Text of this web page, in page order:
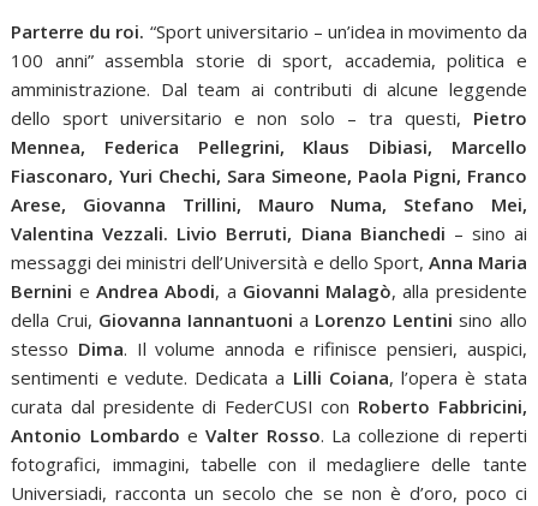
Parterre du roi. “Sport universitario – un’idea in movimento da
100 anni” assembla storie di sport, accademia, politica e
amministrazione. Dal team ai contributi di alcune leggende
dello sport universitario e non solo – tra questi, Pietro
Mennea, Federica Pellegrini, Klaus Dibiasi, Marcello
Fiasconaro, Yuri Chechi, Sara Simeone, Paola Pigni, Franco
Arese, Giovanna Trillini, Mauro Numa, Stefano Mei,
Valentina Vezzali. Livio Berruti, Diana Bianchedi – sino ai
messaggi dei ministri dell’Università e dello Sport, Anna Maria
Bernini e Andrea Abodi, a Giovanni Malagò, alla presidente
della Crui, Giovanna Iannantuoni a Lorenzo Lentini sino allo
stesso Dima. Il volume annoda e rifinisce pensieri, auspici,
sentimenti e vedute. Dedicata a Lilli Coiana, l’opera è stata
curata dal presidente di FederCUSI con Roberto Fabbricini,
Antonio Lombardo eValter Rosso. La collezione di reperti
fotografici, immagini, tabelle con il medagliere delle tante
Universiadi, racconta un secolo che se non è d’oro, poco ci